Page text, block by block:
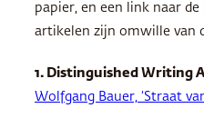
papier, en een link naar
artikelen zijn omwille van
1. Distinguished Writing
Wolfgang Bauer, ‘Straat